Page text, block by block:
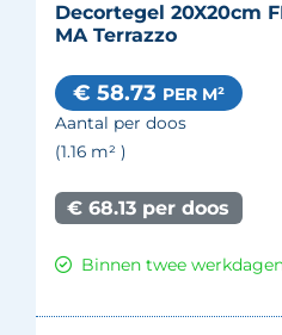
Decortegel 20X20cm
MA Terrazzo
€ 58.73 PER M²
Aantal per doos
(1.16 m² )
€ 68.13 per doos
Binnen twee